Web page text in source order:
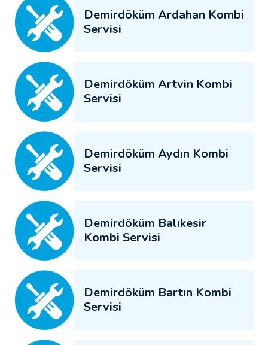
Demirdöküm Ardahan Kombi
Servisi
Demirdöküm Artvin Kombi
Servisi
Demirdöküm Aydın Kombi
Servisi
Demirdöküm Balıkesir
Kombi Servisi
Demirdöküm Bartın Kombi
Servisi